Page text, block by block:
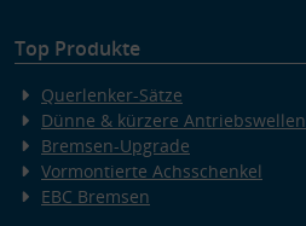
Top Produkte
Querlenker-Sätze
Dünne & kürzere Antriebswellen
Bremsen-Upgrade
Vormontierte Achsschenkel
EBC Bremsen